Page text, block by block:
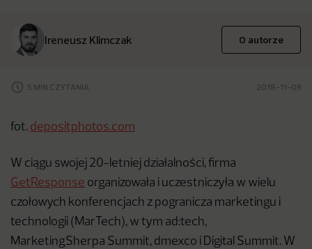
Ireneusz Klimczak O autorze
5 MIN CZYTANIA 2018-11-09
fot. depositphotos.com
W ciągu swojej 20-letniej działalności, firma
GetResponse organizowała i uczestniczyła w wielu
czołowych konferencjach z pogranicza marketingu i
technologii (MarTech), w tym ad:tech,
MarketingSherpa Summit, dmexco i Digital Summit. W